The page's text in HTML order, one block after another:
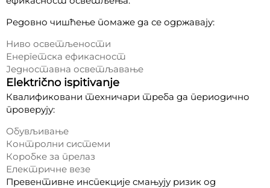
Редовно чишћење помаже да се одржавају:
Ниво осветљености
Енергетска ефикасност
Једноставна осветљавање
Električno ispitivanje
Квалификовани техничари треба да периодично
проверују:
Обувљивање
Контролни системи
Коробке за прелаз
Електричне везе
Превентивне инспекције смањују ризик од